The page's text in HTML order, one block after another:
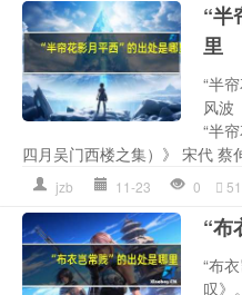
“半
里
“半
风波
“半
四月吴门西楼之集）》 宋代 蔡
jzb 11-23 0 51
“布
“布
叹》